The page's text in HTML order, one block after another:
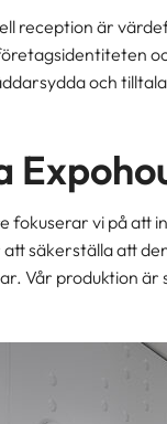
reception är
och
fokuserar vi på att
säkerställa att
Vår produktion är